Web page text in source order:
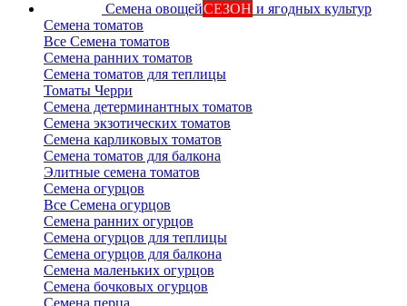
Семена овощейСЕЗОН и ягодных культур
Семена томатов
Все Семена томатов
Семена ранних томатов
Семена томатов для теплицы
Томаты Черри
Семена детерминантных томатов
Семена экзотических томатов
Семена карликовых томатов
Семена томатов для балкона
Элитные семена томатов
Семена огурцов
Все Семена огурцов
Семена ранних огурцов
Семена огурцов для теплицы
Семена огурцов для балкона
Семена маленьких огурцов
Семена бочковых огурцов
Семена перца